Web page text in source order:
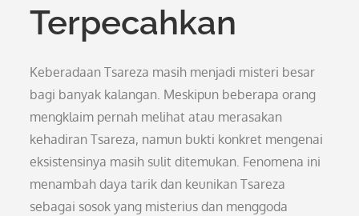
Terpecahkan
Keberadaan Tsareza masih menjadi misteri besar
bagi banyak kalangan. Meskipun beberapa orang
mengklaim pernah melihat atau merasakan
kehadiran Tsareza, namun bukti konkret mengenai
eksistensinya masih sulit ditemukan. Fenomena ini
menambah daya tarik dan keunikan Tsareza
sebagai sosok yang misterius dan menggoda